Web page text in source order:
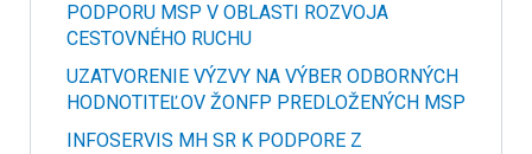
PODPORU MSP V OBLASTI ROZVOJA
CESTOVNÉHO RUCHU
UZATVORENIE VÝZVY NA VÝBER ODBORNÝCH
HODNOTITEĽOV ŽONFP PREDLOŽENÝCH MSP
INFOSERVIS MH SR K PODPORE Z